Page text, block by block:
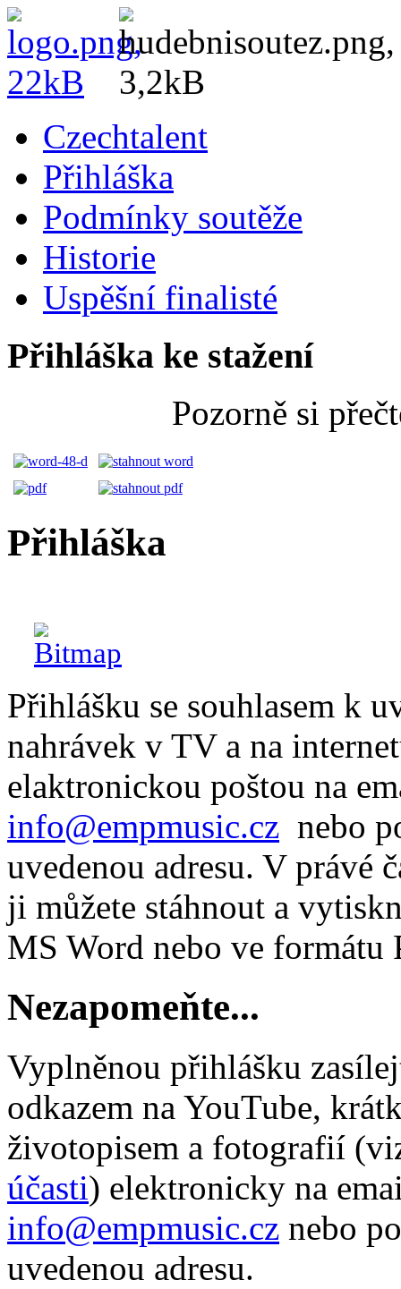
Czechtalent
Přihláška
Podmínky soutěže
Historie
Uspěšní finalisté
Přihláška ke stažení
Pozorně si
Přihláška
Přihlášku se souhlasem k
nahrávek v TV a na
elaktronickou poštou na
info@empmusic.cz nebo
uvedenou adresu. V právé
ji můžete stáhnout a
MS Word nebo ve formátu
Nezapomeňte...
Vyplněnou přihlášku
odkazem na YouTube,
životopisem a fotografií
účasti) elektronicky na
info@empmusic.cz nebo
uvedenou adresu.